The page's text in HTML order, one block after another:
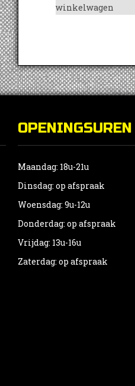
winkelwagen
OPENINGSUREN
Maandag: 18u-21u
Dinsdag: op afspraak
Woensdag: 9u-12u
Donderdag: op afspraak
Vrijdag: 13u-16u
Zaterdag: op afspraak